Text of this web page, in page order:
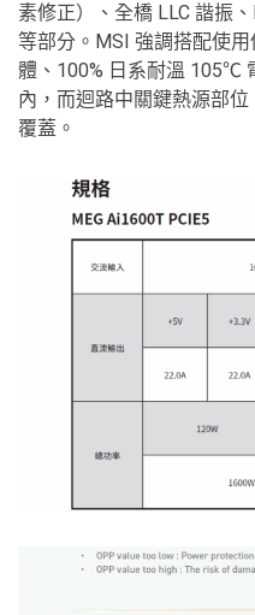
素修正）、全橋 LLC 諧振
等部分。MSI 強調搭配使
體、100% 日系耐溫 105℃
內，而迴路中關鍵熱源部
覆蓋。